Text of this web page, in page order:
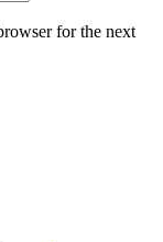
for the next